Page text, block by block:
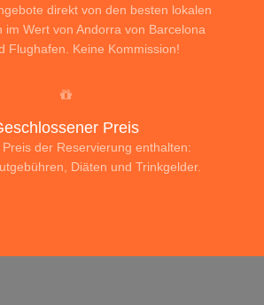
direkt von den besten lokalen
im Wert von Andorra von Barcelona
Flughafen. Keine Kommission!
Preis
der Reservierung enthalten:
Diäten und Trinkgelder.